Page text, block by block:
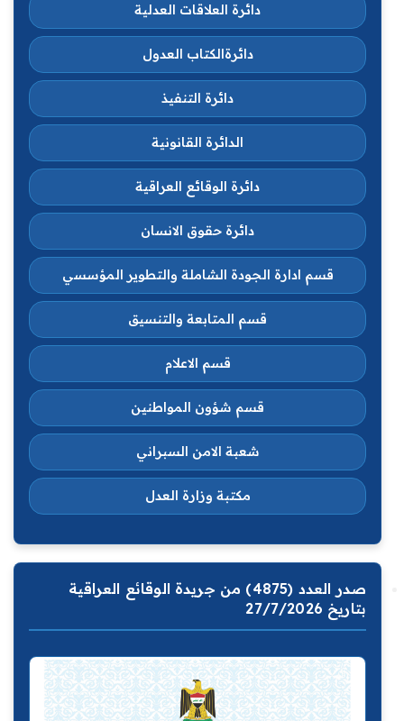
دائرة العلاقات العدلية
دائرةالكتاب العدول
دائرة التنفيذ
الدائرة القانونية
دائرة الوقائع العراقية
دائرة حقوق الانسان
قسم ادارة الجودة الشاملة والتطوير المؤسسي
قسم المتابعة والتنسيق
قسم الاعلام
قسم شؤون المواطنين
شعبة الامن السبراني
مكتبة وزارة العدل
صدر العدد (4875) من جريدة الوقائع العراقية
بتاريخ 27/7/2026